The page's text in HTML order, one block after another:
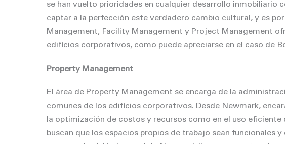
se han vuelto prioridades en cualquier desarrollo inmobiliario
captar a la perfección este verdadero cambio cultural, y es
Management, Facility Management y Project Management
ediﬁcios corporativos, como puede apreciarse en el caso de
Property Management
El área de Property Management se encarga de la
comunes de los ediﬁcios corporativos. Desde Newmark,
la optimización de costos y recursos como en el uso
buscan que los espacios propios de trabajo sean funcionales